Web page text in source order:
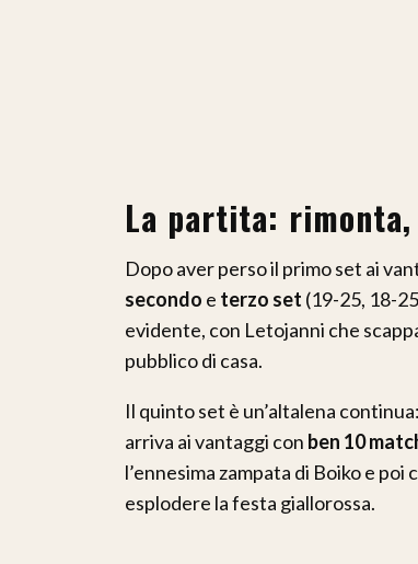
La partita:
Dopo aver perso il primo set ai
secondo e terzo set (19-25, 18-
evidente, con Letojanni che
pubblico di casa.
Il quinto set è un’altalena
arriva ai vantaggi con ben 10
l’ennesima zampata di Boiko e poi
esplodere la festa giallorossa.